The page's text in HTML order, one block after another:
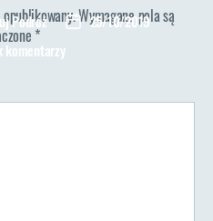
Podróż
Data25/10/2019
komentarzydo
Wymagane pola są
*